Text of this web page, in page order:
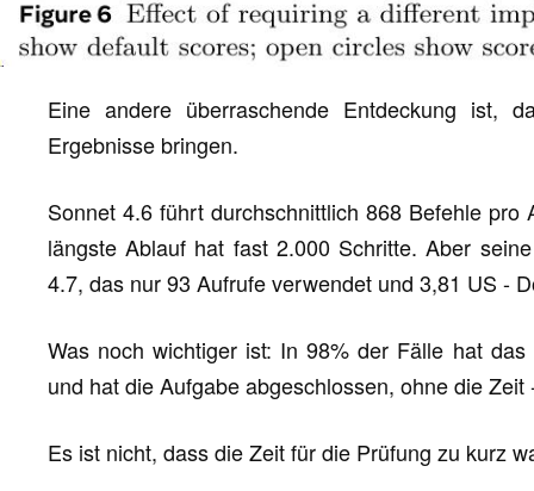
Eine andere überraschende Entdeckung ist,
Ergebnisse bringen.
Sonnet 4.6 führt durchschnittlich 868 Befehle
längste Ablauf hat fast 2.000 Schritte. Aber
4.7, das nur 93 Aufrufe verwendet und 3,81 US -
Was noch wichtiger ist: In 98% der Fälle hat
und hat die Aufgabe abgeschlossen, ohne die
Es ist nicht, dass die Zeit für die Prüfung zu kurz